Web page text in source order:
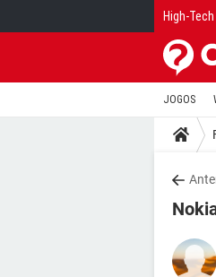
High-Tech
JOGOS